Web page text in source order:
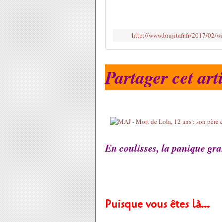
http://www.brujitafr.fr/2017/02/
Partager cet
En coulisses, la panique
Puisque vous êtes là…